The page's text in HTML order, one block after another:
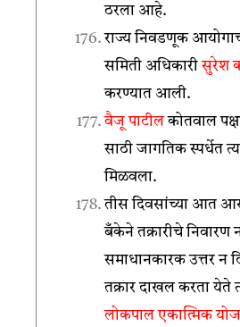
ठरला आहे.
राज्य निवडणूक
समिती अधिकारीसुरेश
करण्यात आली.
वैजू पाटीलकोतवाल
साठी जागतिक स्पर्धेत
मिळवला.
तीस दिवसांच्या आत
बँकेने तक्रारीचे निवारण
समाधानकारक उत्तर न
तक्रार दाखल करता
लोकपाल एकात्मिक